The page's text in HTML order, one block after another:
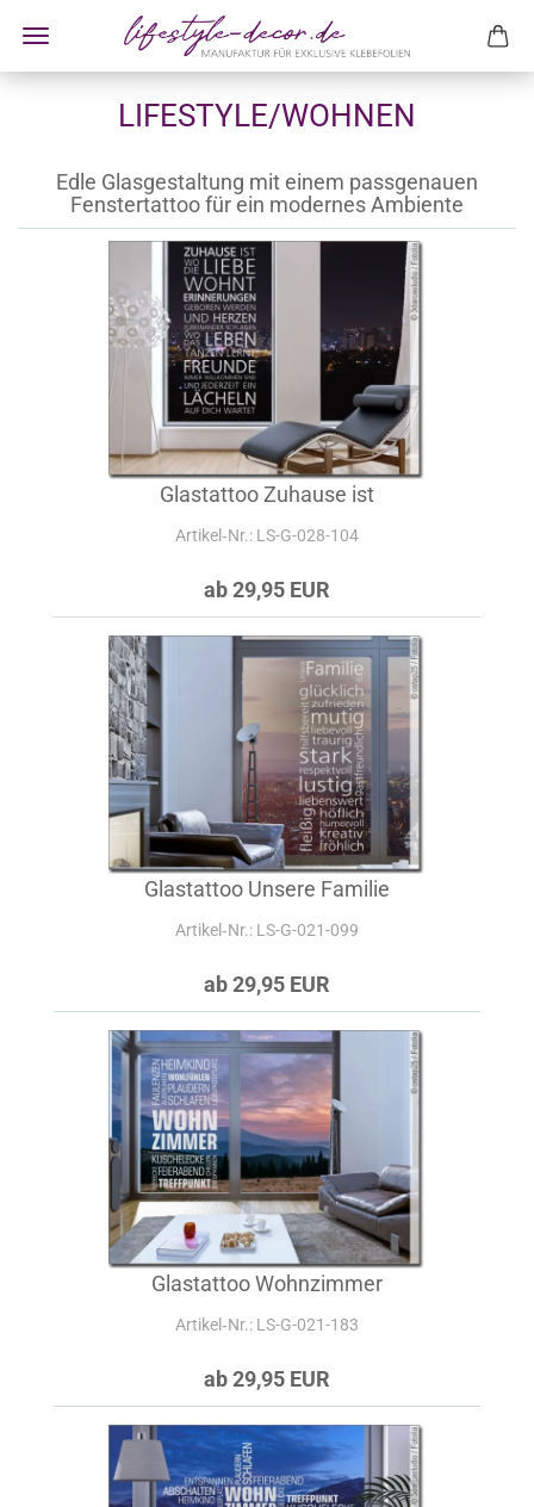
LIFESTYLE/WOHNEN
Edle Glasgestaltung mit einem passgenauen
Fenstertattoo für ein modernes Ambiente
Glastattoo Zuhause ist
Artikel‑Nr.: LS-G-028-104
ab 29,95 EUR
Glastattoo Unsere Familie
Artikel‑Nr.: LS-G-021-099
ab 29,95 EUR
Glastattoo Wohnzimmer
Artikel‑Nr.: LS-G-021-183
ab 29,95 EUR